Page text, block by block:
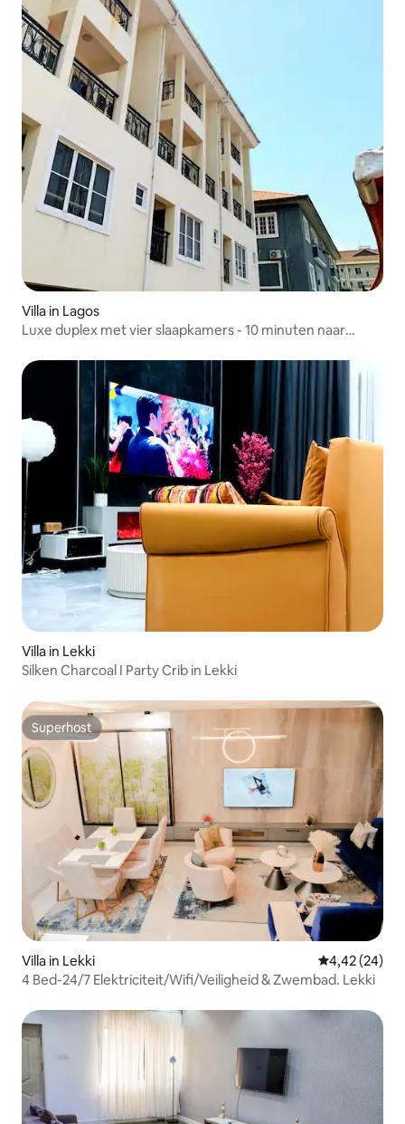
Villa in Lagos
Luxe duplex met vier slaapkamers - 10 minuten naar
Villa in Lekki
Silken Charcoal I Party Crib in Lekki
Superhost
Superhost
Villa in Lekki Gemiddelde
4,42 (24)
4 Bed-24/7 Elektriciteit/Wifi/Veiligheid & Zwembad. Lekki